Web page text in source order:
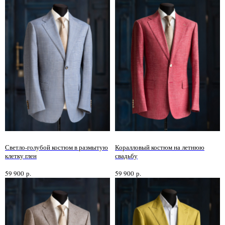
Светло-голубой костюм в размытую
клетку глен
59 900 р.
Коралловый костюм на летнюю
свадьбу
59 900 р.